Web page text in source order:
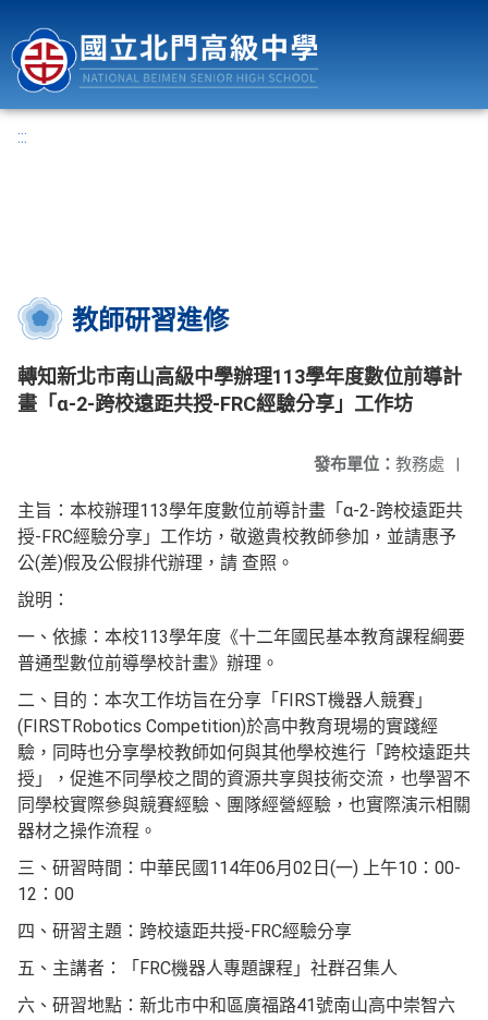
:::
教師研習進修
轉知新北市南山高級中學辦理113學年度數位前導計
畫「α-2-跨校遠距共授-FRC經驗分享」工作坊
發布單位： 教務處 |
主旨：本校辦理113學年度數位前導計畫「α-2-跨校遠距共
授-FRC經驗分享」工作坊，敬邀貴校教師參加，並請惠予
公(差)假及公假排代辦理，請 查照。
說明：
一、依據：本校113學年度《十二年國民基本教育課程綱要
普通型數位前導學校計畫》辦理。
二、目的：本次工作坊旨在分享「FIRST機器人競賽」
(FIRSTRobotics Competition)於高中教育現場的實踐經
驗，同時也分享學校教師如何與其他學校進行「跨校遠距共
授」，促進不同學校之間的資源共享與技術交流，也學習不
同學校實際參與競賽經驗、團隊經營經驗，也實際演示相關
器材之操作流程。
三、研習時間：中華民國114年06月02日(一) 上午10：00-
12：00
四、研習主題：跨校遠距共授-FRC經驗分享
五、主講者：「FRC機器人專題課程」社群召集人
六、研習地點：新北市中和區廣福路41號南山高中崇智六